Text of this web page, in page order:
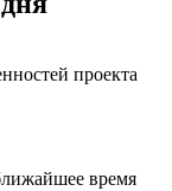
проекта
время